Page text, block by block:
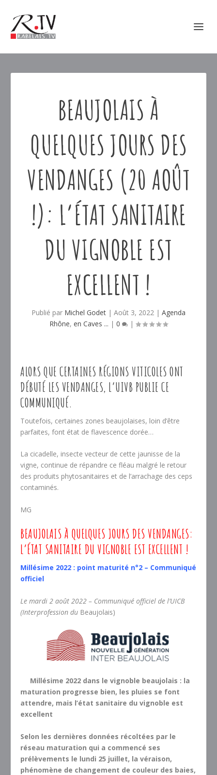
BEAUJOLAIS À
QUELQUES JOURS DES
VENDANGES (20 AOÛT
!): L’ÉTAT SANITAIRE
DU VIGNOBLE EST
EXCELLENT !
Publié par Michel Godet | Août 3, 2022 | Agenda
Rhône, en Caves ... | 0 |
ALORS QUE CERTAINES RÉGIONS VITICOLES ONT
DÉBUTÉ LES VENDANGES, L’UIVB PUBLIE CE
COMMUNIQUÉ.
Toutefois, certaines zones beaujolaises, loin d’être
parfaites, font état de flavescence dorée…
La cicadelle, insecte vecteur de cette jaunisse de la
vigne, continue de répandre ce fléau malgré le retour
des produits phytosanitaires et de l’arrachage des ceps
contaminés.
MG
BEAUJOLAIS À QUELQUES JOURS DES VENDANGES:
L’ÉTAT SANITAIRE DU VIGNOBLE EST EXCELLENT !
Millésime 2022 : point maturité n°2 – Communiqué
officiel
Le mardi 2 août 2022 – Communiqué officiel de l’UICB
(Interprofession du Beaujolais)
Millésime 2022 dans le vignoble beaujolais : la
maturation progresse bien, les pluies se font
attendre, mais l’état sanitaire du vignoble est
excellent
Selon les dernières données récoltées par le
réseau maturation qui a commencé ses
prélèvements le lundi 25 juillet, la véraison,
phénomène de changement de couleur des baies,